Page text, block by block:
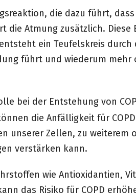
die dazu führt,
die Atmung zusätzlich. Diese
ein Teufelskreis durch
führt und wiederum mehr
bei der Entstehung von
die Anfälligkeit für
unserer Zellen, zu weiterem
verstärken kann.
wie Antioxidantien,
das Risiko für COPD